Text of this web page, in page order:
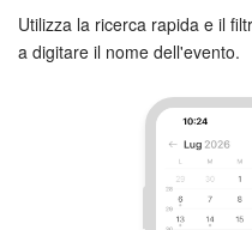
Utilizza la ricerca rapida e il
a digitare il nome dell'evento.